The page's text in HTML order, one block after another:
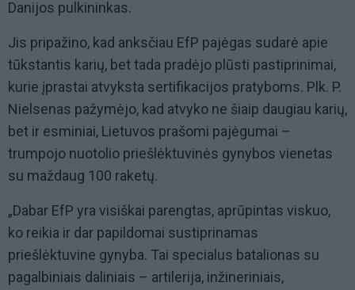
Danijos pulkininkas.
Jis pripažino, kad anksčiau EfP pajėgas sudarė apie
tūkstantis karių, bet tada pradėjo plūsti pastiprinimai,
kurie įprastai atvyksta sertifikacijos pratyboms. Plk. P.
Nielsenas pažymėjo, kad atvyko ne šiaip daugiau karių,
bet ir esminiai, Lietuvos prašomi pajėgumai –
trumpojo nuotolio priešlėktuvinės gynybos vienetas
su maždaug 100 raketų.
„Dabar EfP yra visiškai parengtas, aprūpintas viskuo,
ko reikia ir dar papildomai sustiprinamas
priešlėktuvine gynyba. Tai specialus batalionas su
pagalbiniais daliniais – artilerija, inžineriniais,